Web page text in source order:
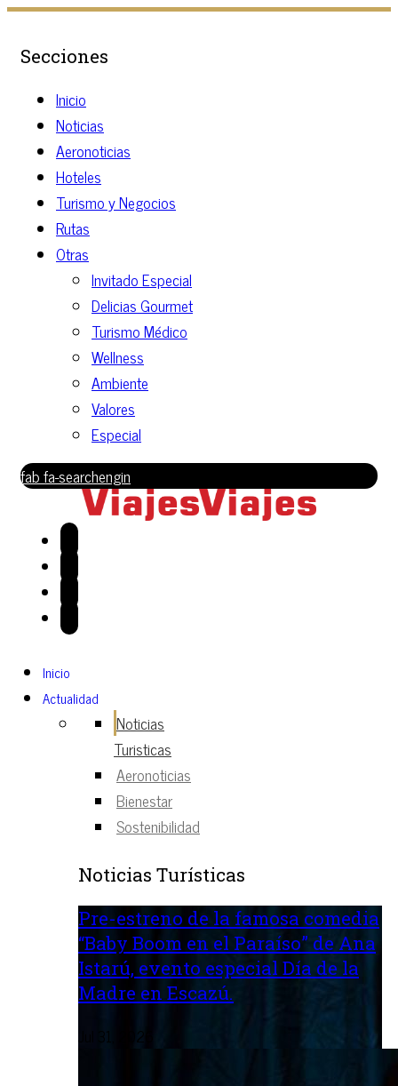
Secciones
Inicio
Noticias
Aeronoticias
Hoteles
Turismo y Negocios
Rutas
Otras
Invitado Especial
Delicias Gourmet
Turismo Médico
Wellness
Ambiente
Valores
Especial
fab fa-searchengin
Inicio
Actualidad
Noticias
Turisticas
Aeronoticias
Bienestar
Sostenibilidad
Noticias Turísticas
Pre-estreno de la famosa comedia
“Baby Boom en el Paraíso” de Ana
Istarú, evento especial Día de la
Madre en Escazú.
Jul 31, 2026